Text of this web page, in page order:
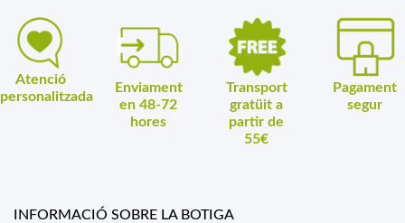
Atenció
personalitzada
Enviament
en 48-72
hores
Transport
gratüit a
partir de
55€
Pagament
segur
INFORMACIÓ SOBRE LA BOTIGA